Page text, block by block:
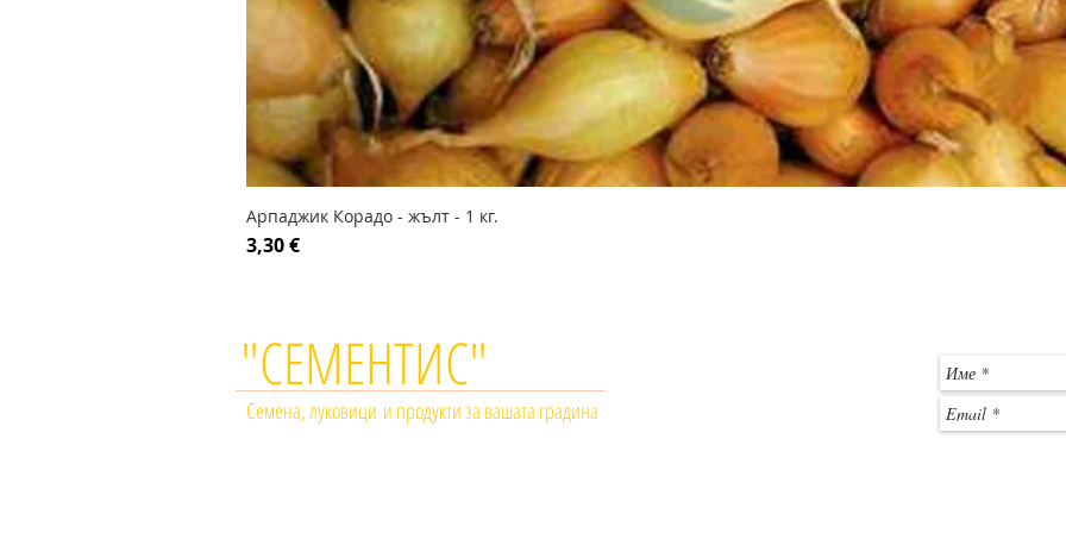
Арпаджик Корадо - жълт - 1 кг.
Цена
3,30 €
"СЕМЕНТИС"
Семена, луковици и продукти за вашата градина
c